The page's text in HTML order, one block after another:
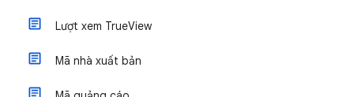
Lượt xem TrueView
Mã nhà xuất bản